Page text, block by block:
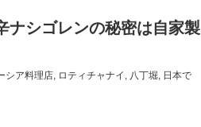
シゴレンの秘密は自家製
シア料理店, ロティチャナイ , 八丁堀, 日本で